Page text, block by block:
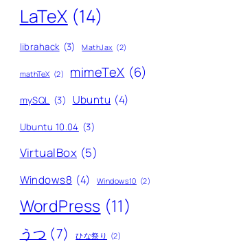
LaTeX (14)
librahack (3) MathJax (2)
mathTeX (2) mimeTeX (6)
mySQL (3) Ubuntu (4)
Ubuntu 10.04 (3)
VirtualBox (5)
Windows8 (4) Windows10 (2)
WordPress (11)
うつ (7) ひな祭り (2)